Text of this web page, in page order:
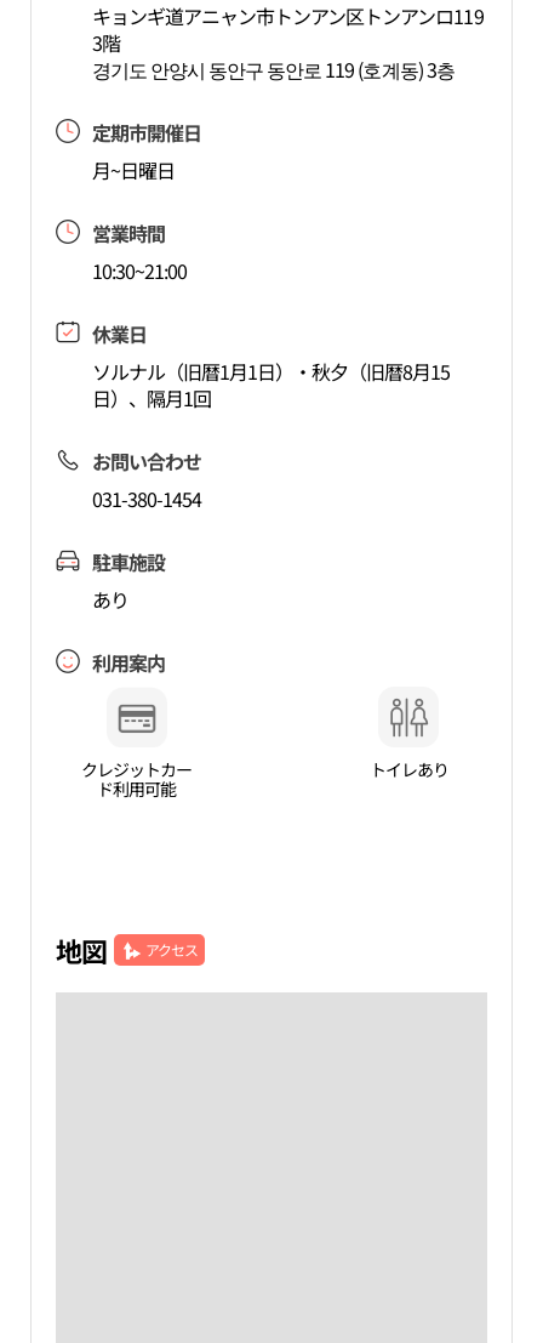
キョンギ道アニャン市トンアン区トンアンロ119
3階
경기도 안양시 동안구 동안로 119 (호계동) 3층
定期市開催日
月~日曜日
営業時間
10:30~21:00
休業日
ソルナル（旧暦1月1日）・秋夕（旧暦8月15
日）、隔月1回
お問い合わせ
031-380-1454
駐車施設
あり
利用案内
クレジットカー
ド利用可能
トイレあり
地図 アクセス